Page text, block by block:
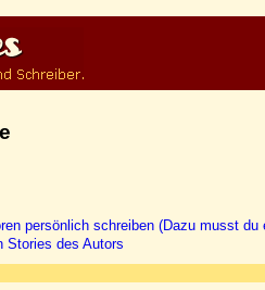
persönlich schreiben (Dazu musst du
Stories des Autors